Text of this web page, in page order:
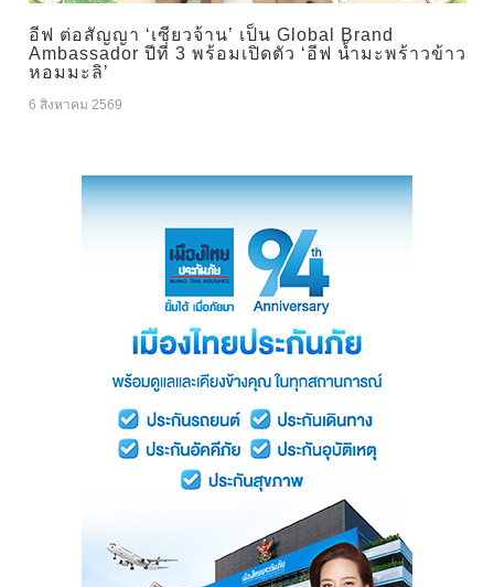
อีฟ ต่อสัญญา ‘เซียวจ้าน’ เป็น Global Brand
Ambassador ปีที่ 3 พร้อมเปิดตัว ‘อีฟ น้ำมะพร้าวข้าว
หอมมะลิ’
6 สิงหาคม 2569